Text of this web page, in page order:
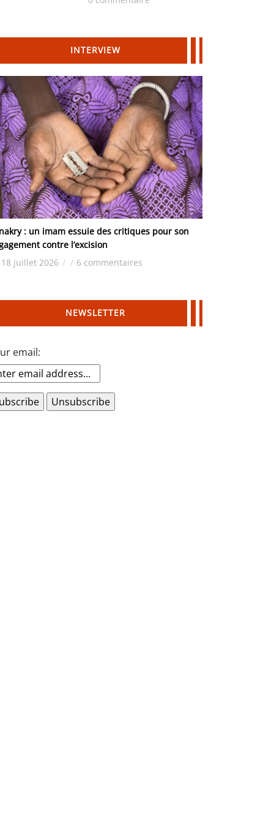
INTERVIEW
: un imam essuie des critiques pour son
contre l’excision
18 juillet 2026 / / 6 commentaires
NEWSLETTER
email: